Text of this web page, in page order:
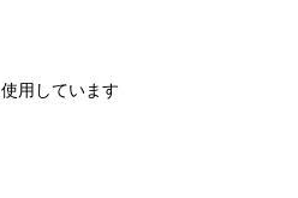
用しています